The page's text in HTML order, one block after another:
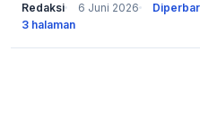
Redaksi 6 Juni 2026
3 halaman